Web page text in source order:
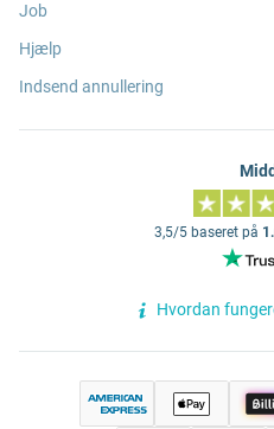
Job
Hjælp
Indsend annullering
3,5/5 baseret på
Hvordan